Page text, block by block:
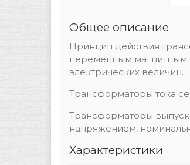
Общее описание
Принцип действия
переменным магнитным
электрических величин.
Трансформаторы тока
Трансформаторы
напряжением,
Характеристики